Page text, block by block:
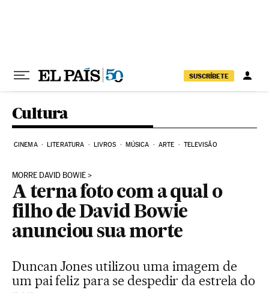
SUSCRÍBETE
Cultura
CINEMA LITERATURA LIVROS MÚSICA ARTE TELEVISÃO
MORRE DAVID BOWIE
A terna foto com a qual o
filho de David Bowie
anunciou sua morte
Duncan Jones utilizou uma imagem de
um pai feliz para se despedir da estrela do